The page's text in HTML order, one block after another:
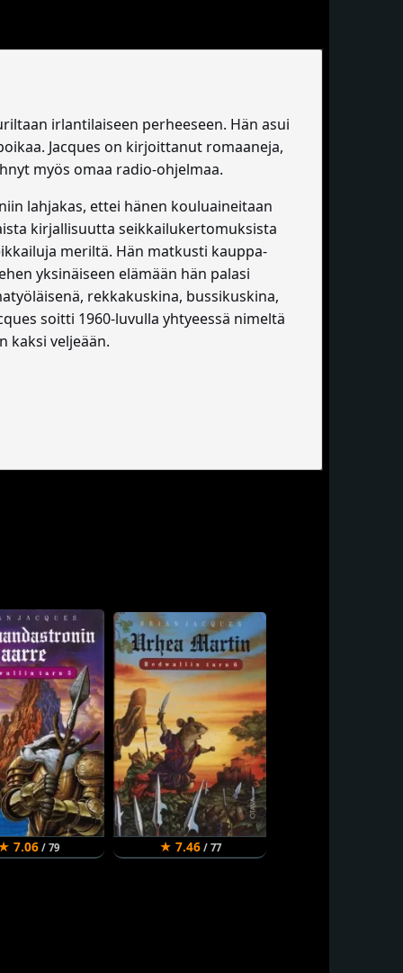
irlantilaiseen perheeseen. Hän asui
Jacques on kirjoittanut romaaneja,
myös omaa radio-ohjelmaa.
lahjakas, ettei hänen kouluaineitaan
kirjallisuutta seikkailukertomuksista
meriltä. Hän matkusti kauppa-
yksinäiseen elämään hän palasi
rekkakuskina, bussikuskina,
soitti 1960-luvulla yhtyeessä nimeltä
kaksi veljeään.
7.06/ 79 ★ 7.46/ 77